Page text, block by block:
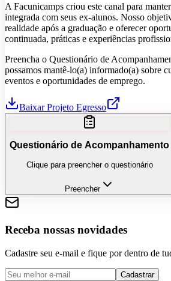
A Facunicamps criou este canal para
integrada com seus ex-alunos. Nosso
realidade após a graduação e oferecer
continuada, práticas e experiências
Preencha o Questionário de
possamos mantê-lo(a) informado(a) sobre
eventos e oportunidades de emprego.
Baixar Projeto Egresso
Questionário de Acompanhamento
Clique para preencher o questionário
Preencher
Receba nossas novidades
Cadastre seu e-mail e fique por dentro de
Cadastrar